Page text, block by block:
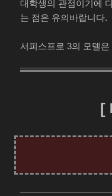
대학생의 관점이기에
는 점은 유의바랍니다.
서피스프로 3의 모델은
[